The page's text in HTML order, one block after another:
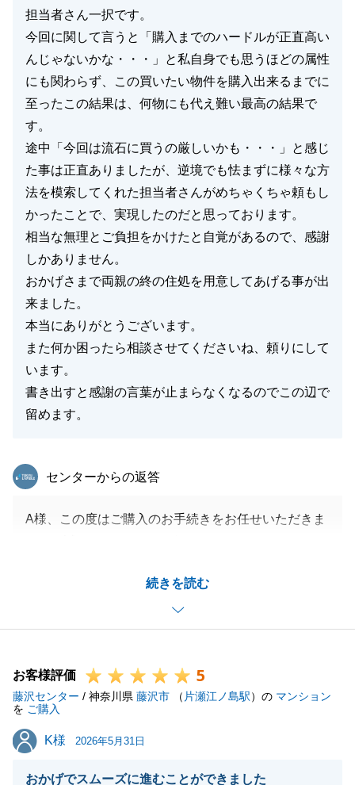
担当者さん一択です。
今回に関して言うと「購入までのハードルが正直高い
んじゃないかな・・・」と私自身でも思うほどの属性
にも関わらず、この買いたい物件を購入出来るまでに
至ったこの結果は、何物にも代え難い最高の結果で
す。
途中「今回は流石に買うの厳しいかも・・・」と感じ
た事は正直ありましたが、逆境でも怯まずに様々な方
法を模索してくれた担当者さんがめちゃくちゃ頼もし
かったことで、実現したのだと思っております。
相当な無理とご負担をかけたと自覚があるので、感謝
しかありません。
おかげさまで両親の終の住処を用意してあげる事が出
来ました。
本当にありがとうございます。
また何か困ったら相談させてくださいね、頼りにして
います。
書き出すと感謝の言葉が止まらなくなるのでこの辺で
留めます。
続きを読む
東急リバブル
センターからの返答
A様、この度はご購入のお手続きをお任せいただきま
お互いの立場から率直な意見を伝え合うことができ、
無事にご購入されたことを大変嬉しく思います。
けください。
何卒よろしくお願い申し上げます。
お客様評価 5
藤沢センター / 神奈川県 藤沢市 （ 片瀬江ノ島駅）の マンション
を ご購入
K様
K様 2026年5月31日
おかげでスムーズに進むことができました